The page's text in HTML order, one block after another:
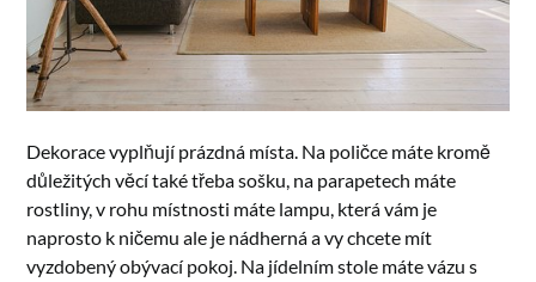
Dekorace vyplňují prázdná místa. Na poličce máte kromě
důležitých věcí také třeba sošku, na parapetech máte
rostliny, v rohu místnosti máte lampu, která vám je
naprosto k ničemu ale je nádherná a vy chcete mít
vyzdobený obývací pokoj. Na jídelním stole máte vázu s